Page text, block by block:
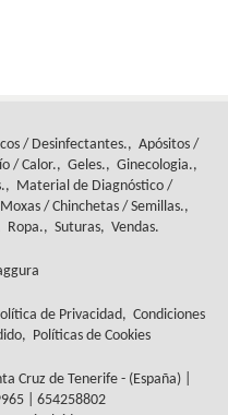
/ Desinfectantes.
Apósitos /
/ Calor. Geles.
Ginecologia.
Material de Diagnóstico /
Moxas / Chinchetas / Semillas.
Ropa. Suturas Vendas.
de Privacidad
Condiciones
Políticas de Cookies
Cruz de Tenerife - (España) |
| 654258802